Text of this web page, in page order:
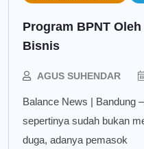
Program BPNT
Bisnis
AGUS SUHENDAR
Balance News | Bandung
sepertinya sudah bukan
duga, adanya pemasok